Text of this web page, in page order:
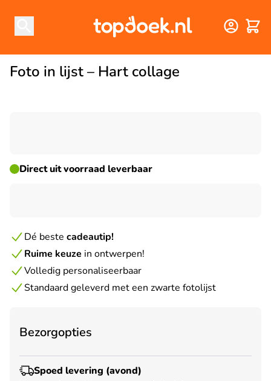
Foto in lijst – Hart collage
Direct uit voorraad leverbaar
Dé beste cadeautip!
Ruime keuze in ontwerpen!
Volledig personaliseerbaar
Standaard geleverd met een zwarte fotolijst
Bezorgopties
Spoed levering (avond)